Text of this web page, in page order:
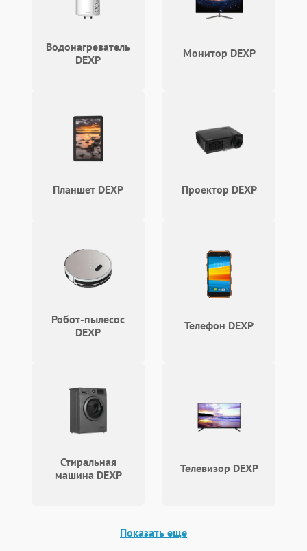
Влага и внешные воздействия
Водонагреватель
DEXP
Монитор DEXP
Планшет DEXP Проектор DEXP
Робот-пылесос
DEXP
Телефон DEXP
Стиральная
машина DEXP
Телевизор DEXP
Показать еще